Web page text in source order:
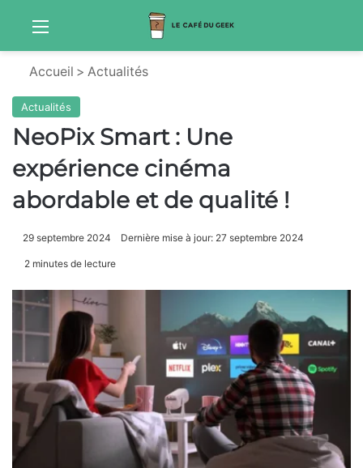
Menu
Accueil > Actualités
Actualités
NeoPix Smart : Une
expérience cinéma
abordable et de qualité !
29 septembre 2024 Dernière mise à jour: 27 septembre 2024
2 minutes de lecture